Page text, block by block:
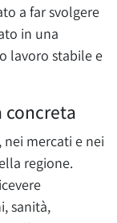
a far svolgere
in una
lavoro stabile e
concreta
mercati e nei
regione.
sanità,